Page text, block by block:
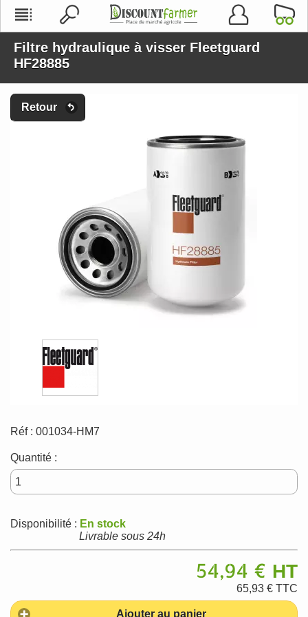
Filtre hydraulique à visser Fleetguard
HF28885
Retour
Réf : 001034-HM7
Quantité :
Disponibilité : En stock
Livrable sous 24h
54,94 € HT
65,93 € TTC
Ajouter au panier